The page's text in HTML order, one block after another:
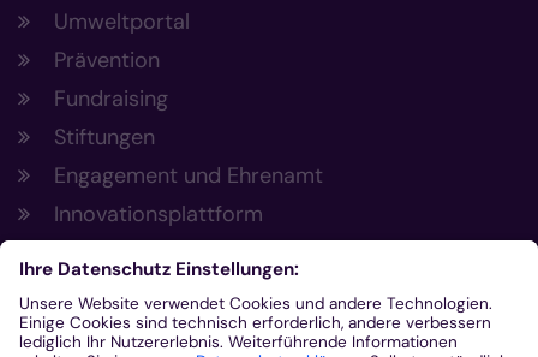
Umweltportal
Prävention
Fundraising
Stiftungen
Engagement und Ehrenamt
Innovationsplattform
Aus der Plattform
Nachrichten